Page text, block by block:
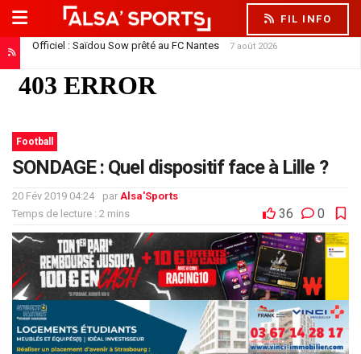
FIL INFO
Officiel : Saïdou Sow prêté au FC Nantes 7 août 2026
Football
SONDAGE : Quel dispositif face à Lille ?
20 Fév 2019 04:24 par Alsa'Sports
Temps de lecture : 2 mins
36 0